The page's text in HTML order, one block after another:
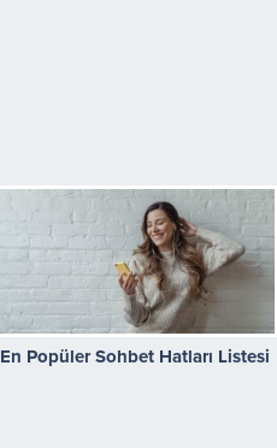
En Popüler Sohbet Hatları Listesi